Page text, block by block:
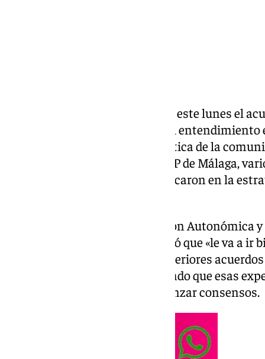
El Partido Popular ha defendido este lunes el
Andalucía y ha asegurado que el
contribuirá a la estabilidad política de la
Junta Directiva Provincial del PP de Málaga,
respaldaron el pacto y lo enmarcaron en la
El vicesecretario de Coordinación Autonómica
puso en valor el acuerdo y afirmó que «le va a
popular recordó además los anteriores
Ciudadanos y con Vox, asegurando que esas
capacidad del partido para alcanzar consensos.